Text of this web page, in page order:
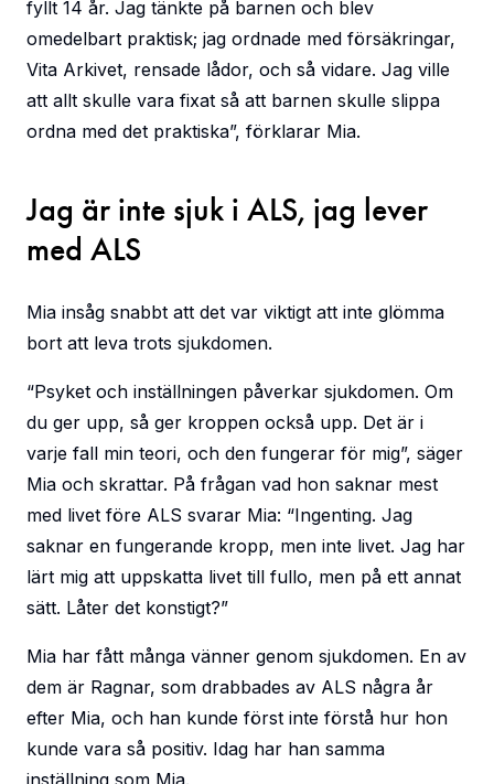
fyllt 14 år. Jag tänkte på barnen och blev
omedelbart praktisk; jag ordnade med försäkringar,
Vita Arkivet, rensade lådor, och så vidare. Jag ville
att allt skulle vara fixat så att barnen skulle slippa
ordna med det praktiska”, förklarar Mia.
Jag är inte sjuk i ALS, jag lever
med ALS
Mia insåg snabbt att det var viktigt att inte glömma
bort att leva trots sjukdomen.
“Psyket och inställningen påverkar sjukdomen. Om
du ger upp, så ger kroppen också upp. Det är i
varje fall min teori, och den fungerar för mig”, säger
Mia och skrattar. På frågan vad hon saknar mest
med livet före ALS svarar Mia: “Ingenting. Jag
saknar en fungerande kropp, men inte livet. Jag har
lärt mig att uppskatta livet till fullo, men på ett annat
sätt. Låter det konstigt?”
Mia har fått många vänner genom sjukdomen. En av
dem är Ragnar, som drabbades av ALS några år
efter Mia, och han kunde först inte förstå hur hon
kunde vara så positiv. Idag har han samma